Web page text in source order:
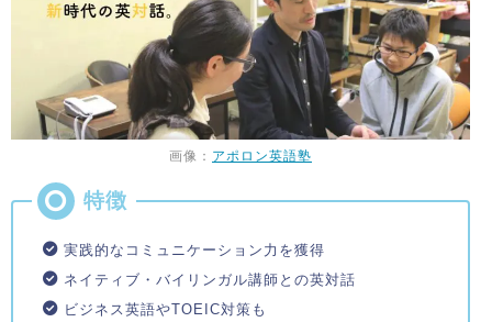
画像： アポロン英語塾
実践的なコミュニケーション力を獲得
ネイティブ・バイリンガル講師との英対話
ビジネス英語やTOEIC対策も